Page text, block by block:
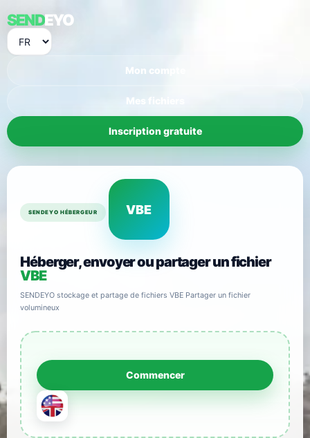
SENDEYO
Mon compte
Mes fichiers
Inscription gratuite
SENDEYO HÉBERGEUR VBE
Héberger, envoyer ou partager un fichier
VBE
SENDEYO stockage et partage de fichiers VBE Partager un fichier
volumineux